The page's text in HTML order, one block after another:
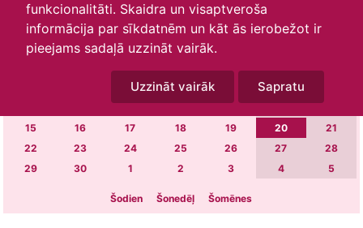
funkcionalitāti. Skaidra un visaptveroša
informācija par sīkdatnēm un kāt ās ierobežot ir
pieejams sadaļā uzzināt vairāk.
Uzzināt vairāk Sapratu
O T S
3 4 6
10 11 12 13
15
16 17 18 19 20
21
22
23 24 25 26 27
28
29
30 1 2 3 4 5
Šodien Šonedēļ Šomēnes